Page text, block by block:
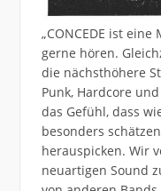
„CONCEDE ist
gerne hören.
die nächsthöhere
Punk, Hardcore
das Gefühl, dass
besonders
herauspicken. Wir
neuartigen Sound